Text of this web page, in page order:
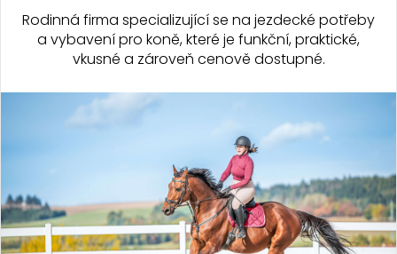
v
k
y
v
ý
u
Rodinná firma specializující se na jezdecké potřeby
a vybavení pro koně, které je funkční, praktické,
vkusné a zároveň cenově dostupné.